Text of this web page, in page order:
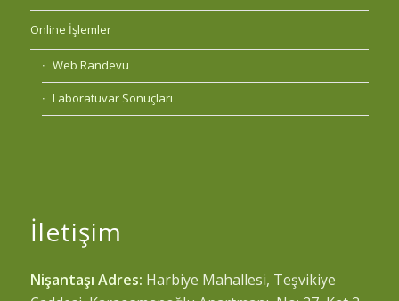
Online İşlemler
Web Randevu
Laboratuvar Sonuçları
İletişim
Nişantaşı Adres: Harbiye Mahallesi, Teşvikiye